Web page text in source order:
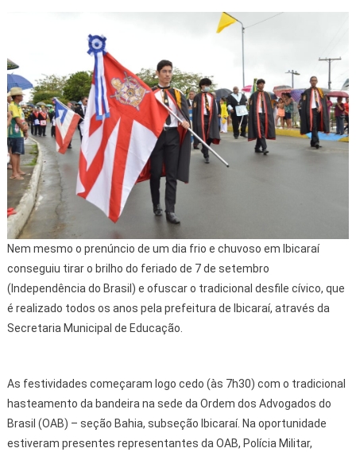
Nem mesmo o prenúncio de um dia frio e chuvoso em Ibicaraí
conseguiu tirar o brilho do feriado de 7 de setembro
(Independência do Brasil) e ofuscar o tradicional desfile cívico, que
é realizado todos os anos pela prefeitura de Ibicaraí, através da
Secretaria Municipal de Educação.
As festividades começaram logo cedo (às 7h30) com o tradicional
hasteamento da bandeira na sede da Ordem dos Advogados do
Brasil (OAB) – seção Bahia, subseção Ibicaraí. Na oportunidade
estiveram presentes representantes da OAB, Polícia Militar,